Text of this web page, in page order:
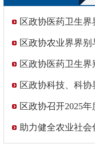
区政协医药卫生
腔健康科普讲座
区政协农业界界
主”政协委员工作站
区政协医药卫生
区政协科技、科
访调研
区政协召开2025
助力健全农业社